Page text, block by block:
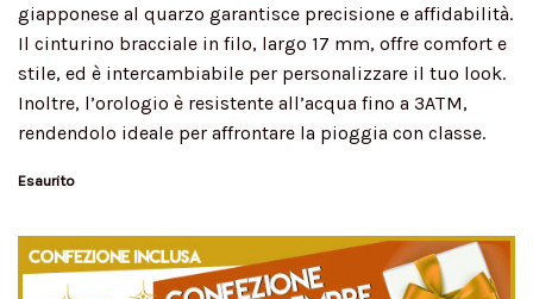
giapponese al quarzo garantisce precisione e affidabilità.
Il cinturino bracciale in filo, largo 17 mm, offre comfort e
stile, ed è intercambiabile per personalizzare il tuo look.
Inoltre, l’orologio è resistente all’acqua fino a 3ATM,
rendendolo ideale per affrontare la pioggia con classe.
Esaurito